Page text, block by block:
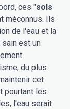
ces "sols
méconnus. Ils
de l'eau et la
est un
du plus
cet
pourtant les
l'eau serait